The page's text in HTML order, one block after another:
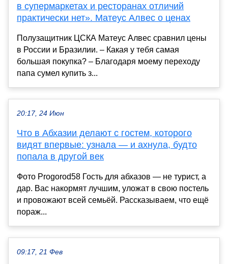
в супермаркетах и ресторанах отличий
практически нет». Матеус Алвес о ценах
Полузащитник ЦСКА Матеус Алвес сравнил цены
в России и Бразилии. – Какая у тебя самая
большая покупка? – Благодаря моему переходу
папа сумел купить з...
20:17, 24 Июн
Что в Абхазии делают с гостем, которого
видят впервые: узнала — и ахнула, будто
попала в другой век
Фото Progorod58 Гость для абхазов — не турист, а
дар. Вас накормят лучшим, уложат в свою постель
и провожают всей семьёй. Рассказываем, что ещё
пораж...
09:17, 21 Фев